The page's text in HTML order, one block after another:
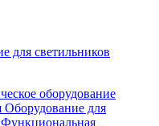
для светильников
оборудование
Оборудование для
Функциональная